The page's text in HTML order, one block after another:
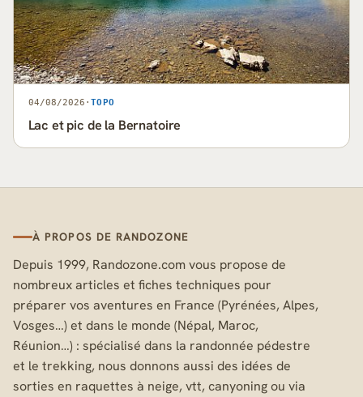
04/08/2026 · TOPO
Lac et pic de la Bernatoire
À PROPOS DE RANDOZONE
Depuis 1999, Randozone.com vous propose de
nombreux articles et fiches techniques pour
préparer vos aventures en France (Pyrénées, Alpes,
Vosges…) et dans le monde (Népal, Maroc,
Réunion…) : spécialisé dans la randonnée pédestre
et le trekking, nous donnons aussi des idées de
sorties en raquettes à neige, vtt, canyoning ou via